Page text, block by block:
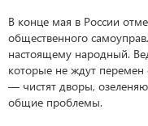
В конце мая в России
общественного
настоящему народный.
которые не ждут
— чистят дворы,
общие проблемы.